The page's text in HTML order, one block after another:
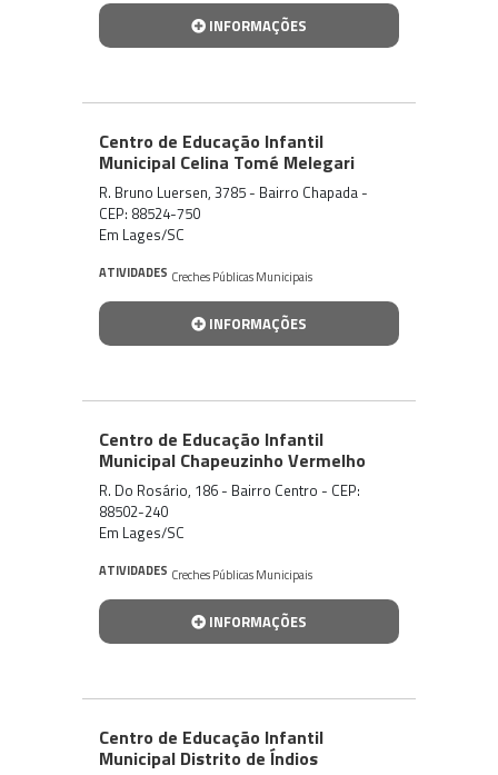
INFORMAÇÕES
Centro de Educação Infantil
Municipal Celina Tomé Melegari
R. Bruno Luersen, 3785 - Bairro Chapada -
CEP: 88524-750
Em Lages/SC
ATIVIDADES Creches Públicas Municipais
INFORMAÇÕES
Centro de Educação Infantil
Municipal Chapeuzinho Vermelho
R. Do Rosário, 186 - Bairro Centro - CEP:
88502-240
Em Lages/SC
ATIVIDADES Creches Públicas Municipais
INFORMAÇÕES
Centro de Educação Infantil
Municipal Distrito de Índios